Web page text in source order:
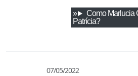
Como Marlucia
Patrícia?
07/05/2022